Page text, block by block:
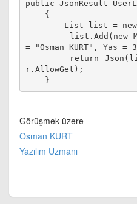
public JsonResult
        List
list =
= "Osman KURT", Yas =
r.AllowGet);
Görüşmek üzere
Osman KURT
Yazılım Uzmanı